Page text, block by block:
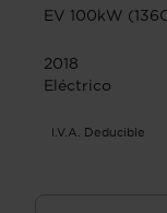
EV 100kW
2018
Eléctrico
I.V.A. Deducible